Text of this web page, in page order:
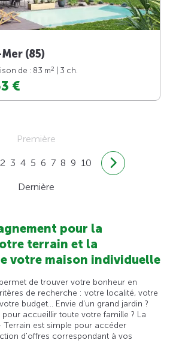
(85)
de : 83 m2
| 3 ch.
€
Première
2 3 4 5 6 7 8 9 10
Dernière
pour la
terrain et la
votre maison individuelle
de trouver votre bonheur en
de recherche : votre localité, votre
budget... Envie d'un grand jardin ?
accueillir toute votre famille ? La
est simple pour accéder
d'offres correspondant à vos